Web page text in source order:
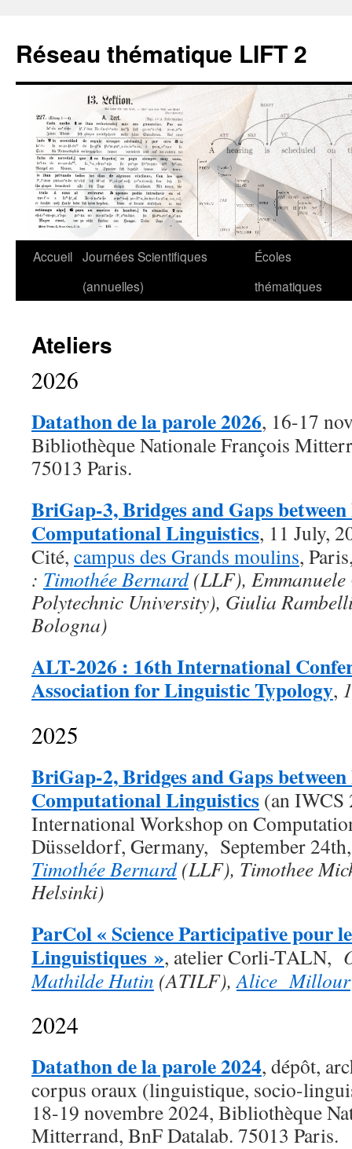
contenu
Réseau thématique LIFT 2
Accueil Journées Scientifiques
(annuelles)
Écoles
thématiques
Ateliers
2026
Datathon de la parole 2026, 16-17
Bibliothèque Nationale François
75013 Paris.
BriGap-3, Bridges and Gaps
Computational Linguistics, 11 July,
Cité, campus des Grands moulins,
: Timothée Bernard(LLF),
Polytechnic University), Giulia
Bologna)
ALT-2026 : 16th International
Association for Linguistic Typology,
2025
BriGap-2, Bridges and Gaps
Computational Linguistics (an IWCS
International Workshop on
Düsseldorf, Germany, September
Timothée Bernard(LLF), Timothee
Helsinki)
ParCol « Science Participative pour
Linguistiques », atelier Corli-TALN,
Mathilde Hutin (ATILF),Alice Millour
2024
Datathon de la parole 2024, dépôt,
corpus oraux (linguistique, socio-
18-19 novembre 2024, Bibliothèque
Mitterrand, BnF Datalab. 75013 Paris.